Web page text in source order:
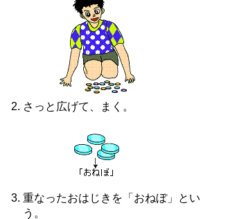
さっと広げて、まく。
重なったおはじきを「おねぼ」とい
う。